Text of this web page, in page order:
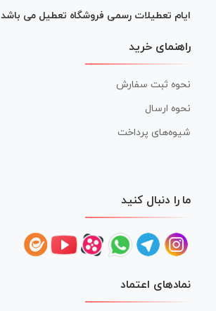
ایام تعطیلات رسمی فروشگاه تعطیل می باشد
راهنمای خرید
نحوه ثبت سفارش
نحوه ارسال
شیوه‌های پرداخت
ما را دنبال کنید
نمادهای اعتماد